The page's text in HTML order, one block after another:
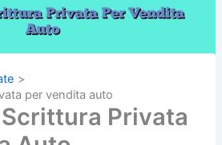
per vendita auto
Privata